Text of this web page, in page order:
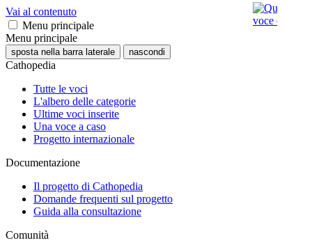
Vai al contenuto
Menu principale
Menu principale
sposta nella barra laterale nascondi
Cathopedia
Tutte le voci
L'albero delle categorie
Ultime voci inserite
Una voce a caso
Progetto internazionale
Documentazione
Il progetto di Cathopedia
Domande frequenti sul progetto
Guida alla consultazione
Comunità